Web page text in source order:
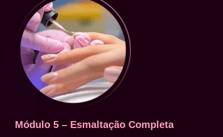
Módulo 5 – Esmaltação Completa